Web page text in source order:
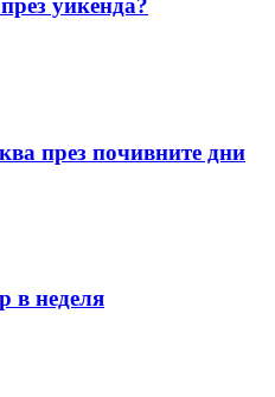
уикенда?
през почивните дни
в неделя